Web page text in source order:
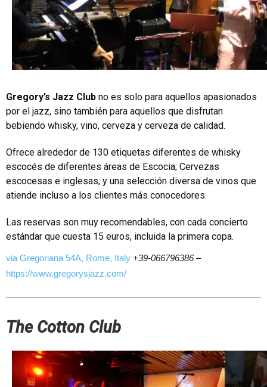
Gregory’s Jazz Club no es solo para aquellos apasionados
por el jazz, sino también para aquellos que disfrutan
bebiendo whisky, vino, cerveza y cerveza de calidad.
Ofrece alrededor de 130 etiquetas diferentes de whisky
escocés de diferentes áreas de Escocia; Cervezas
escocesas e inglesas; y una selección diversa de vinos que
atiende incluso a los clientes más conocedores.
Las reservas son muy recomendables, con cada concierto
estándar que cuesta 15 euros, incluida la primera copa.
via Gregoriana 54A, Rome, Italy +39-066796386–
https://www.gregorysjazz.com/
The Cotton Club